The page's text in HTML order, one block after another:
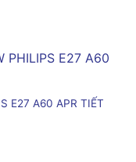
E27 A60 APR TIẾT